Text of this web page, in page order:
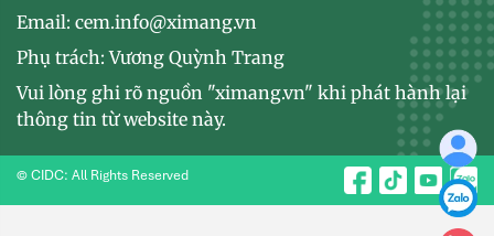
Email: cem.info@ximang.vn
Phụ trách: Vương Quỳnh Trang
Vui lòng ghi rõ nguồn "ximang.vn" khi phát hành lại
thông tin từ website này.
© CIDC: All Rights Reserved